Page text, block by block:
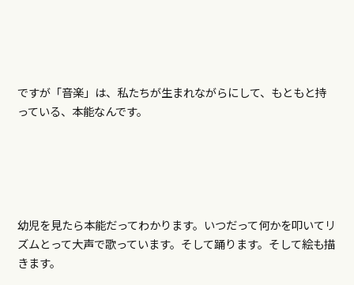
ですが「音楽」は、私たちが生まれながらにして、もともと持
っている、本能なんです。
幼児を見たら本能だってわかります。いつだって何かを叩いてリ
ズムとって大声で歌っています。そして踊ります。そして絵も描
きます。